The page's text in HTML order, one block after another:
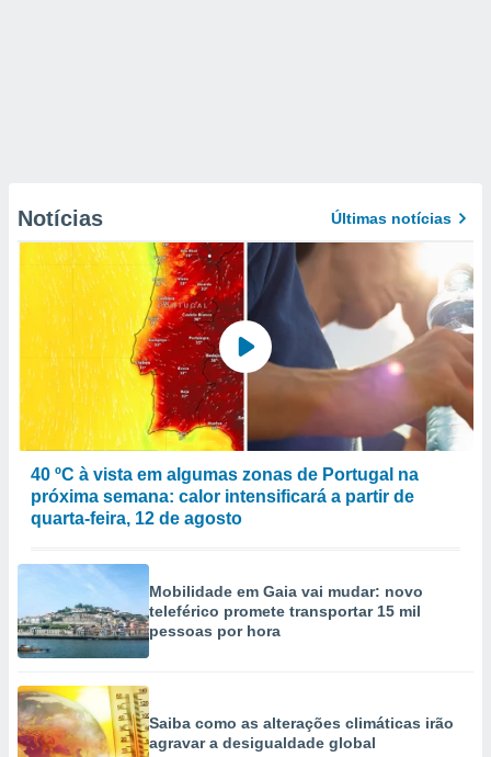
Notícias Últimas notícias
40 ºC à vista em algumas zonas de Portugal na
próxima semana: calor intensificará a partir de
quarta-feira, 12 de agosto
Mobilidade em Gaia vai mudar: novo
teleférico promete transportar 15 mil
pessoas por hora
Saiba como as alterações climáticas irão
agravar a desigualdade global